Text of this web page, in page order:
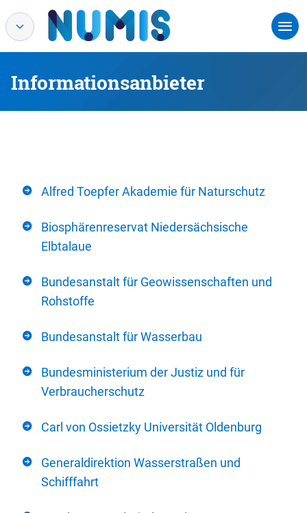
Informationsanbieter
Alfred Toepfer Akademie für Naturschutz
Biosphärenreservat Niedersächsische
Elbtalaue
Bundesanstalt für Geowissenschaften und
Rohstoffe
Bundesanstalt für Wasserbau
Bundesministerium der Justiz und für
Verbraucherschutz
Carl von Ossietzky Universität Oldenburg
Generaldirektion Wasserstraßen und
Schifffahrt